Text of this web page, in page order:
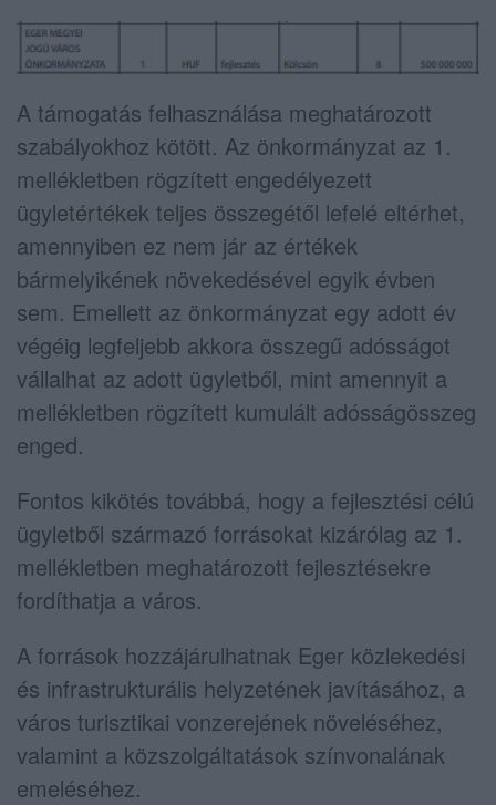
A támogatás felhasználása meghatározott
szabályokhoz kötött. Az önkormányzat az 1.
mellékletben rögzített engedélyezett
ügyletértékek teljes összegétől lefelé eltérhet,
amennyiben ez nem jár az értékek
bármelyikének növekedésével egyik évben
sem. Emellett az önkormányzat egy adott év
végéig legfeljebb akkora összegű adósságot
vállalhat az adott ügyletből, mint amennyit a
mellékletben rögzített kumulált adósságösszeg
enged.
Fontos kikötés továbbá, hogy a fejlesztési célú
ügyletből származó forrásokat kizárólag az 1.
mellékletben meghatározott fejlesztésekre
fordíthatja a város.
A források hozzájárulhatnak Eger közlekedési
és infrastrukturális helyzetének javításához, a
város turisztikai vonzerejének növeléséhez,
valamint a közszolgáltatások színvonalának
emeléséhez.